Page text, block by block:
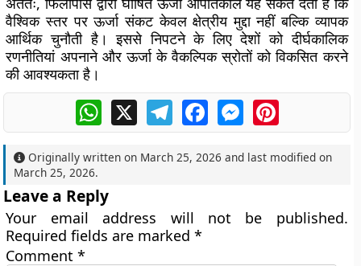
वैश्विक स्तर पर ऊर्जा संकट केवल क्षेत्रीय मुद्दा नहीं बल्कि व्यापक
आर्थिक चुनौती है। इससे निपटने के लिए देशों को दीर्घकालिक
रणनीतियां अपनाने और ऊर्जा के वैकल्पिक स्रोतों को विकसित करने
की आवश्यकता है।
WhatsApp
X TelegramFacebookMessengerPinterest
Originally written on March 25, 2026 and last modified on
March 25, 2026.
Leave a Reply
Your email address will not be published.
Required fields are marked*
Comment*